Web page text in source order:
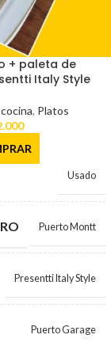
+ paleta de
Italy Style
, Platos
Usado
Puerto Montt
Presentti Italy Style
Puerto Garage